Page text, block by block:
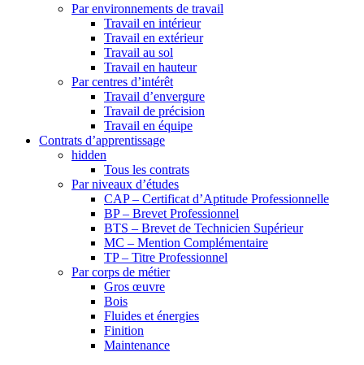
Par environnements de travail
Travail en intérieur
Travail en extérieur
Travail au sol
Travail en hauteur
Par centres d’intérêt
Travail d’envergure
Travail de précision
Travail en équipe
Contrats d’apprentissage
hidden
Tous les contrats
Par niveaux d’études
CAP – Certificat d’Aptitude Professionnelle
BP – Brevet Professionnel
BTS – Brevet de Technicien Supérieur
MC – Mention Complémentaire
TP – Titre Professionnel
Par corps de métier
Gros œuvre
Bois
Fluides et énergies
Finition
Maintenance